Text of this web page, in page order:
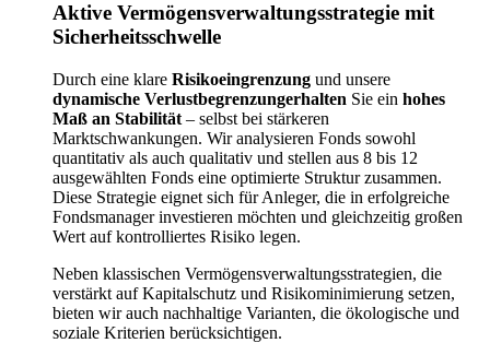
Aktive Vermögensverwaltungsstrategie mit
Sicherheitsschwelle
Durch eine klare Risikoeingrenzung und unsere
dynamische Verlustbegrenzungerhalten Sie ein hohes
Maß an Stabilität – selbst bei stärkeren
Marktschwankungen. Wir analysieren Fonds sowohl
quantitativ als auch qualitativ und stellen aus 8 bis 12
ausgewählten Fonds eine optimierte Struktur zusammen.
Diese Strategie eignet sich für Anleger, die in erfolgreiche
Fondsmanager investieren möchten und gleichzeitig großen
Wert auf kontrolliertes Risiko legen.
Neben klassischen Vermögensverwaltungsstrategien, die
verstärkt auf Kapitalschutz und Risikominimierung setzen,
bieten wir auch nachhaltige Varianten, die ökologische und
soziale Kriterien berücksichtigen.